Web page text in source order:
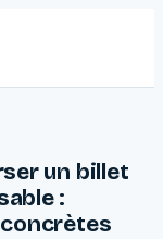
un billet
: